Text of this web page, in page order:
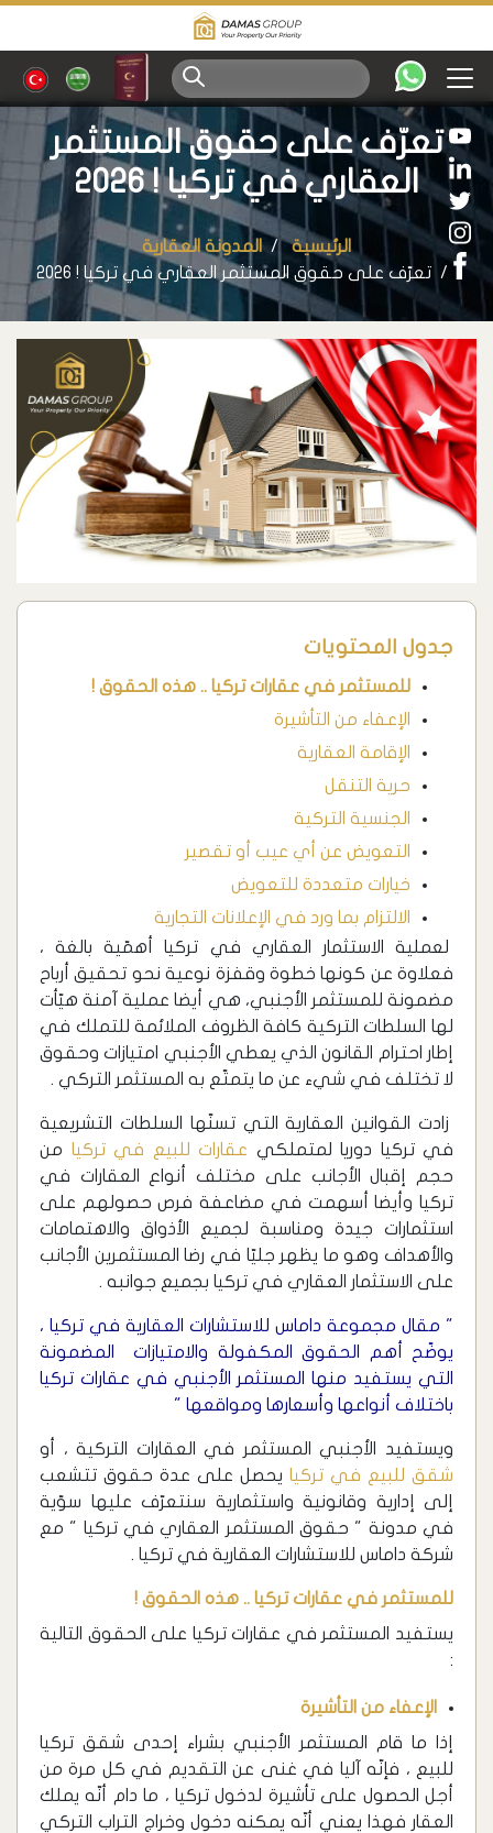
تعرّف على حقوق المستثمر
العقاري في تركيا ! 2026
الرئيسية
المدونة العقارية
تعرّف على حقوق المستثمر العقاري في تركيا ! 2026
جدول المحتويات
للمستثمر في عقارات تركيا .. هذه الحقوق !
الإعفاء من التأشيرة
الإقامة العقارية
حرية التنقل
الجنسية التركية
التعويض عن أي عيب أو تقصير
خيارات متعددة للتعويض
الالتزام بما ورد في الإعلانات التجارية
لعملية الاستثمار العقاري في تركيا أهمّية بالغة ،
فعلاوة عن كونها خطوة وقفزة نوعية نحو تحقيق أرباح
مضمونة للمستثمر الأجنبي، هي أيضا عملية آمنة هيّأت
لها السلطات التركية كافة الظروف الملائمة للتملك في
إطار احترام القانون الذي يعطي الأجنبي امتيازات وحقوق
لا تختلف في شيء عن ما يتمتّع به المستثمر التركي .
زادت القوانين العقارية التي تسنّها السلطات التشريعية
في تركيا دوريا لمتملكي عقارات للبيع في تركيا من
حجم إقبال الأجانب على مختلف أنواع العقارات في
تركيا وأيضا أسهمت في مضاعفة فرص حصولهم على
استثمارات جيدة ومناسبة لجميع الأذواق والاهتمامات
والأهداف وهو ما يظهر جليّا في رضا المستثمرين الأجانب
على الاستثمار العقاري في تركيا بجميع جوانبه .
" مقال مجموعة داماس للاستشارات العقارية في تركيا ،
يوضّح أهم الحقوق المكفولة والامتيازات المضمونة
التي يستفيد منها المستثمر الأجنبي في عقارات تركيا
باختلاف أنواعها وأسعارها ومواقعها "
ويستفيد الأجنبي المستثمر في العقارات التركية ، أو
شقق للبيع في تركيا يحصل على عدة حقوق تتشعب
إلى إدارية وقانونية واستثمارية سنتعرّف عليها سوّية
في مدونة " حقوق المستثمر العقاري في تركيا " مع
شركة داماس للاستشارات العقارية في تركيا .
للمستثمر في عقارات تركيا .. هذه الحقوق !
يستفيد المستثمر في عقارات تركيا على الحقوق التالية
:
الإعفاء من التأشيرة
إذا ما قام المستثمر الأجنبي بشراء إحدى شقق تركيا
للبيع ، فإنّه آليا في غنى عن التقديم في كل مرة من
أجل الحصول على تأشيرة لدخول تركيا ، ما دام أنّه يملك
العقار فهذا يعني أنّه يمكنه دخول وخراج التراب التركي